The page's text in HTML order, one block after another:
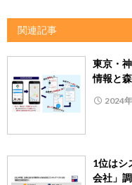
関連記事
東京・
情報と
2024
1位は
会社」